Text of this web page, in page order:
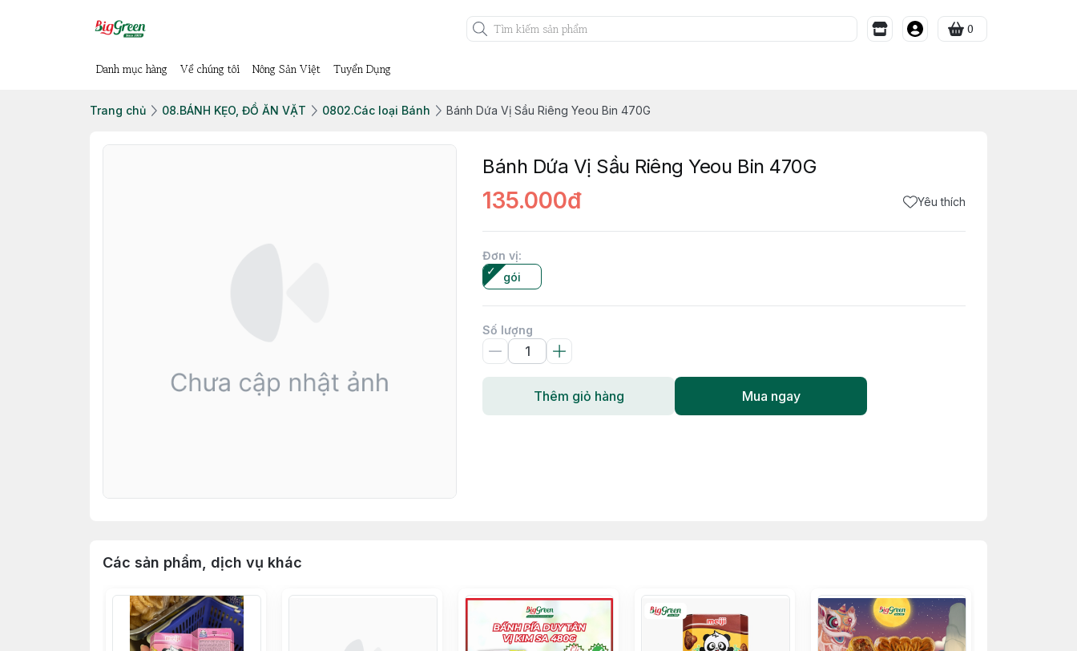
0
Danh mục hàng Về chúng tôi Nông Sản Việt Tuyển Dụng
Trang chủ 08.BÁNH KẸO, ĐỒ ĂN VẶT 0802.Các loại Bánh Bánh Dứa Vị Sầu Riêng Yeou Bin 470G
Bánh Dứa Vị Sầu Riêng Yeou Bin 470G
135.000đ Yêu thích
Đơn vị:
gói
Số lượng
Thêm giỏ hàng Mua ngay
Các sản phẩm, dịch vụ khác